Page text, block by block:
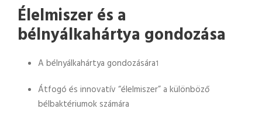
Élelmiszer és a
bélnyálkahártya gondozása
A bélnyálkahártya gondozására1
Átfogó és innovatív “élelmiszer” a különböző
bélbaktériumok számára